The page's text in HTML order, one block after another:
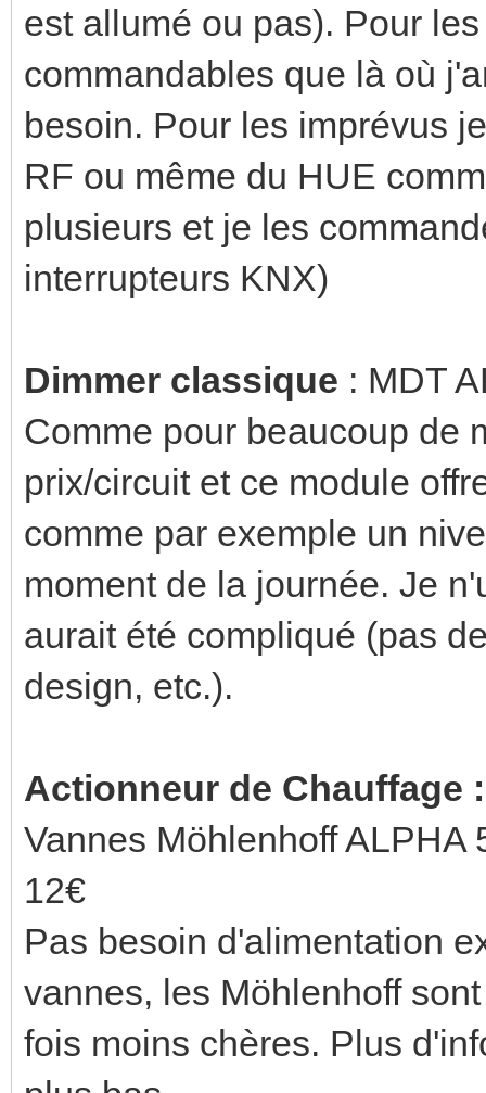
est allumé ou pas). Pour
commandables que là où
besoin. Pour les imprévus
RF ou même du HUE
plusieurs et je les
interrupteurs KNX)
Dimmer classique : MDT
Comme pour beaucoup de
prix/circuit et ce module
comme par exemple un
moment de la journée. Je
aurait été compliqué (pas
design, etc.).
Actionneur de Chauffage :
Vannes Möhlenhoff
12€
Pas besoin d'alimentation
vannes, les Möhlenhoff
fois moins chères. Plus